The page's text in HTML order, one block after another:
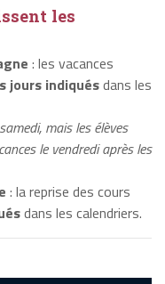
les
: les vacances
jours indiquésdans les
mais les élèves
le vendredi après les
: la reprise des cours
dans les calendriers.